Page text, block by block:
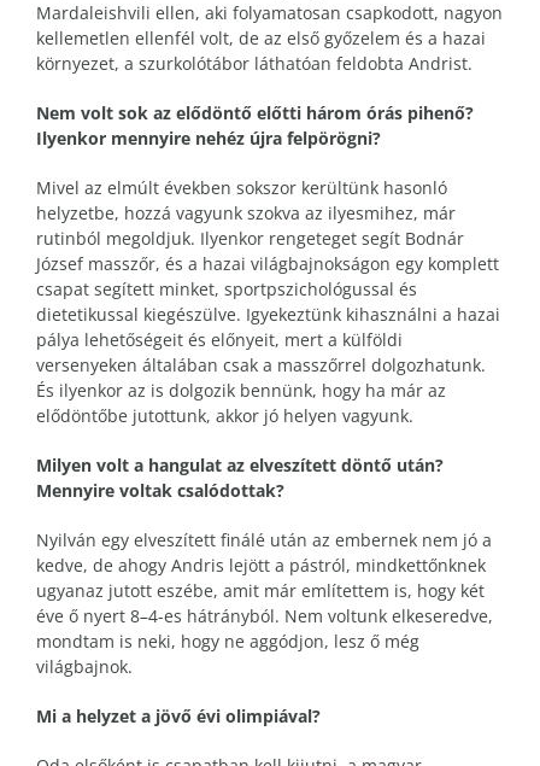
Mardaleishvili ellen, aki folyamatosan csapkodott, nagyon
kellemetlen ellenfél volt, de az első győzelem és a hazai
környezet, a szurkolótábor láthatóan feldobta Andrist.
Nem volt sok az elődöntő előtti három órás pihenő?
Ilyenkor mennyire nehéz újra felpörögni?
Mivel az elmúlt években sokszor kerültünk hasonló
helyzetbe, hozzá vagyunk szokva az ilyesmihez, már
rutinból megoldjuk. Ilyenkor rengeteget segít Bodnár
József masszőr, és a hazai világbajnokságon egy komplett
csapat segített minket, sportpszichológussal és
dietetikussal kiegészülve. Igyekeztünk kihasználni a hazai
pálya lehetőségeit és előnyeit, mert a külföldi
versenyeken általában csak a masszőrrel dolgozhatunk.
És ilyenkor az is dolgozik bennünk, hogy ha már az
elődöntőbe jutottunk, akkor jó helyen vagyunk.
Milyen volt a hangulat az elveszített döntő után?
Mennyire voltak csalódottak?
Nyilván egy elveszített finálé után az embernek nem jó a
kedve, de ahogy Andris lejött a pástról, mindkettőnknek
ugyanaz jutott eszébe, amit már említettem is, hogy két
éve ő nyert 8–4-es hátrányból. Nem voltunk elkeseredve,
mondtam is neki, hogy ne aggódjon, lesz ő még
világbajnok.
Mi a helyzet a jövő évi olimpiával?